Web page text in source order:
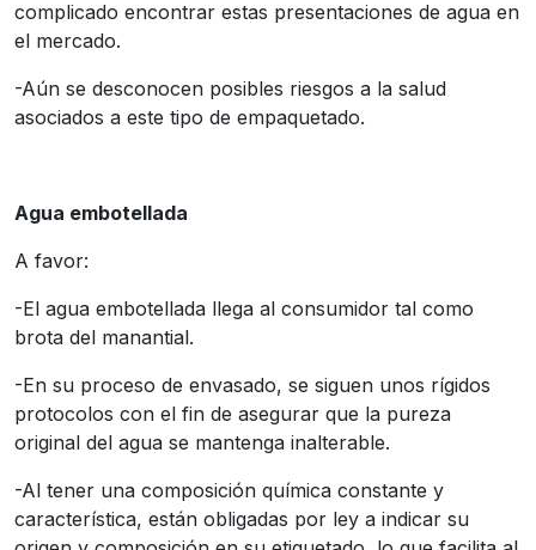
complicado encontrar estas presentaciones de agua en
el mercado.
-Aún se desconocen posibles riesgos a la salud
asociados a este tipo de empaquetado.
Agua embotellada
A favor:
-El agua embotellada llega al consumidor tal como
brota del manantial.
-En su proceso de envasado, se siguen unos rígidos
protocolos con el fin de asegurar que la pureza
original del agua se mantenga inalterable.
-Al tener una composición química constante y
característica, están obligadas por ley a indicar su